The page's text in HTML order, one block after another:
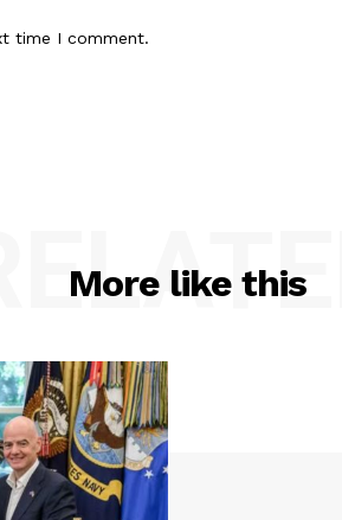
time I comment.
More like this
RELATED